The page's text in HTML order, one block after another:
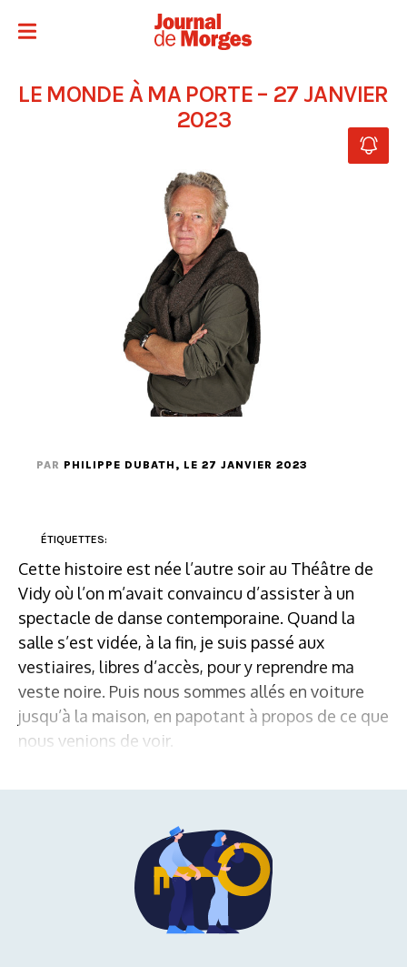
LE MONDE À MA PORTE – 27 JANVIER
2023
PAR PHILIPPE DUBATH , LE 27 JANVIER 2023
ÉTIQUETTES:
Cette histoire est née l’autre soir au Théâtre de
Vidy où l’on m’avait convaincu d’assister à un
spectacle de danse contemporaine. Quand la
salle s’est vidée, à la fin, je suis passé aux
vestiaires, libres d’accès, pour y reprendre ma
veste noire. Puis nous sommes allés en voiture
jusqu’à la maison, en papotant à propos de ce que
nous venions de voir.